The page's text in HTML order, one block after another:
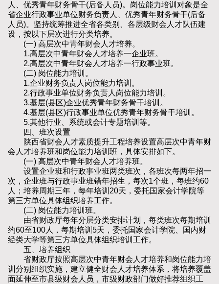
人、优秀青年财务骨干(后备人员)。岗位能力培训对象是全
省企业行政事业单位财务负责人、优秀青年财务骨干(后备
人员)。坚持统筹推进全省各类别、各层级财会人才队伍建
设，按以下层次进行分类培养。
(一) 高层次中青年财会人才培养。
1.高层次中青年财会人才培养一企业班。
2.高层次中青年财会人才培养一行政事业班。
(二) 岗位能力培训。
1.企业财务负责人岗位能力培训。
2.行政事业单位财务负责人岗位能力培训。
3.基层(县区)企业优秀青年财务骨干培训。
4.基层(县区)行政事业单位优秀青年财务骨干培训。
5.其他行业、系统或会计专题培训等。
四、班次设置
陕西省财会人才素质提升工程培养设置高层次中青年财
会人才培养班和岗位能力培训班，具体安排如下。
(一) 高层次中青年财会人才培养班。
设置企业班和行政事业班两类班次，各班次每两年招一
次，企业班与行政事业班错年招生，每次1个班，每班约60
人；培养周期三年，每年培训20天，委托国家会计学院等
第三方单位具体组织培养工作。
(二) 岗位能力培训班。
由省财政厅每年分层分类安排计划，每类班次每期培训
约60至100人，每期培训5天，委托国家会计学院、国内财
经类大学等第三方单位具体组织培训工作。
五、培养组织
省财政厅按照高层次中青年财会人才培养和岗位能力培
训分别组织实施，建立健全财会人才培养体系，将培养覆盖
面延伸至市县级财会人员，市级财政部门做好推荐组织工